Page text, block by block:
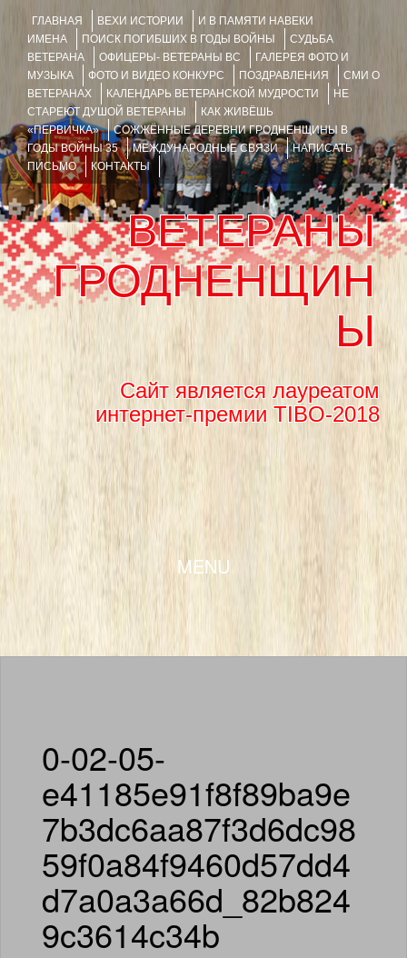
ГЛАВНАЯ ВЕХИ ИСТОРИИ
И В ПАМЯТИ НАВЕКИ
ИМЕНА
ПОИСК ПОГИБШИХ В ГОДЫ ВОЙНЫ
СУДЬБА
ВЕТЕРАНА
ОФИЦЕРЫ- ВЕТЕРАНЫ ВС
ГАЛЕРЕЯ ФОТО И
МУЗЫКА
ФОТО И ВИДЕО КОНКУРС ПОЗДРАВЛЕНИЯ
СМИ О
ВЕТЕРАНАХ
КАЛЕНДАРЬ ВЕТЕРАНСКОЙ МУДРОСТИ
НЕ
СТАРЕЮТ ДУШОЙ ВЕТЕРАНЫ
КАК ЖИВЁШЬ
«ПЕРВИЧКА»
СОЖЖЁННЫЕ ДЕРЕВНИ ГРОДНЕНЩИНЫ В
ГОДЫ ВОЙНЫ 35
МЕЖДУНАРОДНЫЕ СВЯЗИ
НАПИСАТЬ
ПИСЬМО
КОНТАКТЫ
ВЕТЕРАНЫ
ГРОДНЕНЩИН
Ы
Сайт является лауреатом
интернет-премии TIBO-2018
MENU
0-02-05-
e41185e91f8f89ba9e
7b3dc6aa87f3d6dc98
59f0a84f9460d57dd4
d7a0a3a66d_82b824
9c3614c34b